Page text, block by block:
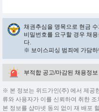
채권추심을 명목으로 현금
비밀번호를 요구할 경우 채
다.
※ 보이스피싱 범죄에 가담하
부적합 공고/마감된 채용정보
※ 본 정보는 위드가인(주) 에서 제공
류와 사용자가 이를 신뢰하여 취한
본 정보를 샵마넷 동의 없이 재 배포